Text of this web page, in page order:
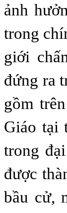
ảnh
trong
giới
đứng ra
gồm
Giáo tại
trong
được
bầu cử,